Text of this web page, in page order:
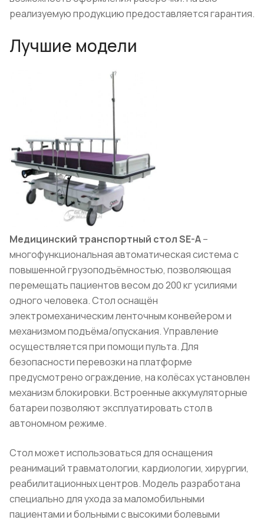
реализуемую продукцию предоставляется гарантия.
Лучшие модели
Медицинский транспортный столSE-A–
многофункциональная автоматическая система с
повышенной грузоподъёмностью, позволяющая
перемещать пациентов весом до 200 кг усилиями
одного человека. Стол оснащён
электромеханическим ленточным конвейером и
механизмом подъёма/опускания. Управление
осуществляется при помощи пульта. Для
безопасности перевозки на платформе
предусмотрено ограждение, на колёсах установлен
механизм блокировки. Встроенные аккумуляторные
батареи позволяют эксплуатировать стол в
автономном режиме.
Стол может использоваться для оснащения
реанимаций травматологии, кардиологии, хирургии,
реабилитационных центров. Модель разработана
специально для ухода за маломобильными
пациентами и больными с высокими болевыми